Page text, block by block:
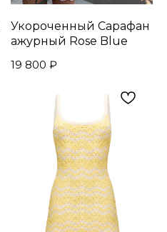
Укороченный Сарафан
ажурный Rose Blue
19 800 ₽